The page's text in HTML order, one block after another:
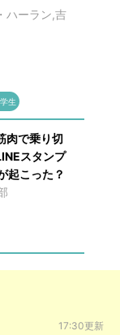
ハーラン,吉
生
肉で乗り切
スタンプ
起こった？
17:30更新